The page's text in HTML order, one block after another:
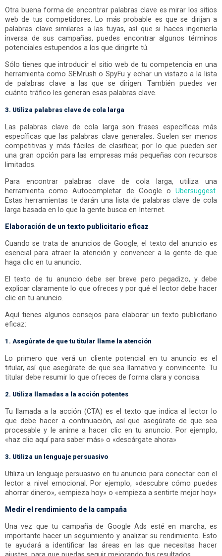
Otra buena forma de encontrar palabras clave es mirar los sitios
web de tus competidores. Lo más probable es que se dirijan a
palabras clave similares a las tuyas, así que si haces ingeniería
inversa de sus campañas, puedes encontrar algunos términos
potenciales estupendos a los que dirigirte tú.
Sólo tienes que introducir el sitio web de tu competencia en una
herramienta como SEMrush o SpyFu y echar un vistazo a la lista
de palabras clave a las que se dirigen. También puedes ver
cuánto tráfico les generan esas palabras clave.
3. Utiliza palabras clave de cola larga
Las palabras clave de cola larga son frases específicas más
específicas que las palabras clave generales. Suelen ser menos
competitivas y más fáciles de clasificar, por lo que pueden ser
una gran opción para las empresas más pequeñas con recursos
limitados.
Para encontrar palabras clave de cola larga, utiliza una
herramienta como Autocompletar de Google o Ubersuggest
Estas herramientas te darán una lista de palabras clave de cola
larga basada en lo que la gente busca en Internet.
Elaboración de un texto publicitario eficaz
Cuando se trata de anuncios de Google, el texto del anuncio es
esencial para atraer la atención y convencer a la gente de que
haga clic en tu anuncio.
El texto de tu anuncio debe ser breve pero pegadizo, y debe
explicar claramente lo que ofreces y por qué el lector debe hacer
clic en tu anuncio.
Aquí tienes algunos consejos para elaborar un texto publicitario
eficaz:
1. Asegúrate de que tu titular llame la atención
Lo primero que verá un cliente potencial en tu anuncio es el
titular, así que asegúrate de que sea llamativo y convincente. Tu
titular debe resumir lo que ofreces de forma clara y concisa.
2. Utiliza llamadas a la acción potentes
Tu llamada a la acción (CTA) es el texto que indica al lector lo
que debe hacer a continuación, así que asegúrate de que sea
procesable y le anime a hacer clic en tu anuncio. Por ejemplo,
«haz clic aquí para saber más» o «descárgate ahora»
3. Utiliza un lenguaje persuasivo
Utiliza un lenguaje persuasivo en tu anuncio para conectar con el
lector a nivel emocional. Por ejemplo, «descubre cómo puedes
ahorrar dinero», «empieza hoy» o «empieza a sentirte mejor hoy»
Medir el rendimiento de la campaña
Una vez que tu campaña de Google Ads esté en marcha, es
importante hacer un seguimiento y analizar su rendimiento. Esto
te ayudará a identificar las áreas en las que necesitas hacer